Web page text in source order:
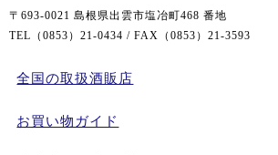
〒693-0021 島根県出雲市塩冶町468 番地
TEL（0853）21-0434 / FAX（0853）21-3593
全国の取扱酒販店
お買い物ガイド